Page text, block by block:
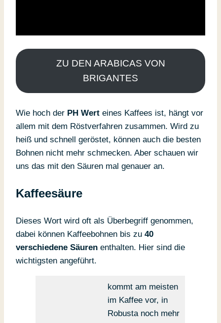
ZU DEN ARABICAS VON
BRIGANTES
Wie hoch der PH Wert eines Kaffees ist, hängt vor
allem mit dem Röstverfahren zusammen. Wird zu
heiß und schnell geröstet, können auch die besten
Bohnen nicht mehr schmecken. Aber schauen wir
uns das mit den Säuren mal genauer an.
Kaffeesäure
Dieses Wort wird oft als Überbegriff genommen,
dabei können Kaffeebohnen bis zu 40
verschiedene Säuren enthalten. Hier sind die
wichtigsten angeführt.
kommt am meisten
im Kaffee vor, in
Robusta noch mehr